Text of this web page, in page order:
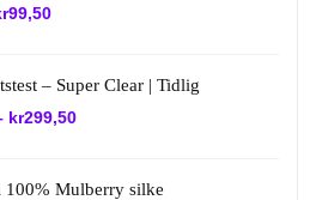
99,50Nåværende
– Super Clear | Tidlig
kr299,50
Mulberry silke